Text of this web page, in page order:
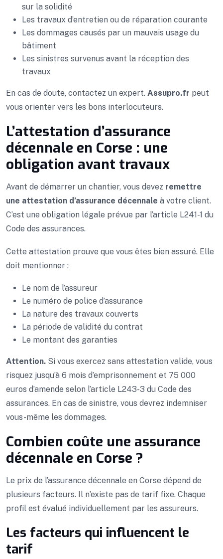
sur la solidité
Les travaux d’entretien ou de réparation courante
Les dommages causés par un mauvais usage du
bâtiment
Les sinistres survenus avant la réception des
travaux
En cas de doute, contactez un expert. Assupro.fr peut
vous orienter vers les bons interlocuteurs.
L’attestation d’assurance
décennale en Corse : une
obligation avant travaux
Avant de démarrer un chantier, vous devez remettre
une attestation d’assurance décennale à votre client.
C’est une obligation légale prévue par l’article L241-1 du
Code des assurances.
Cette attestation prouve que vous êtes bien assuré. Elle
doit mentionner :
Le nom de l’assureur
Le numéro de police d’assurance
La nature des travaux couverts
La période de validité du contrat
Le montant des garanties
Attention. Si vous exercez sans attestation valide, vous
risquez jusqu’à 6 mois d’emprisonnement et 75 000
euros d’amende selon l’article L243-3 du Code des
assurances. En cas de sinistre, vous devrez indemniser
vous-même les dommages.
Combien coûte une assurance
décennale en Corse ?
Le prix de l’assurance décennale en Corse dépend de
plusieurs facteurs. Il n’existe pas de tarif fixe. Chaque
profil est évalué individuellement par les assureurs.
Les facteurs qui influencent le
tarif